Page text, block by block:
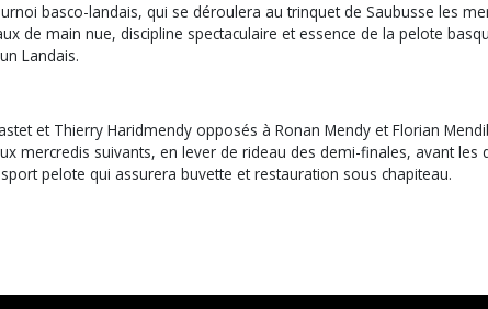
basco-landais, qui se déroulera au trinquet de Saubusse les
de main nue, discipline spectaculaire et essence de la pelote
Landais.
et Thierry Haridmendy opposés à Ronan Mendy et Florian
mercredis suivants, en lever de rideau des demi-finales, avant
pelote qui assurera buvette et restauration sous chapiteau.